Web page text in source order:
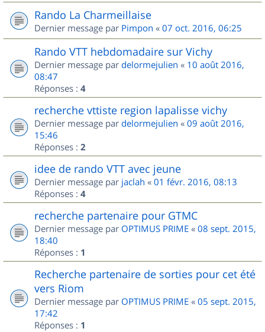
Rando La Charmeillaise
Dernier message par Pimpon « 07 oct. 2016, 06:25
Rando VTT hebdomadaire sur Vichy
Dernier message par delormejulien « 10 août 2016,
08:47
Réponses : 4
recherche vttiste region lapalisse vichy
Dernier message par delormejulien « 09 août 2016,
15:46
Réponses : 2
idee de rando VTT avec jeune
Dernier message par jaclah « 01 févr. 2016, 08:13
Réponses : 4
recherche partenaire pour GTMC
Dernier message par OPTIMUS PRIME « 08 sept. 2015,
18:40
Réponses : 1
Recherche partenaire de sorties pour cet été
vers Riom
Dernier message par OPTIMUS PRIME « 05 sept. 2015,
17:42
Réponses : 1